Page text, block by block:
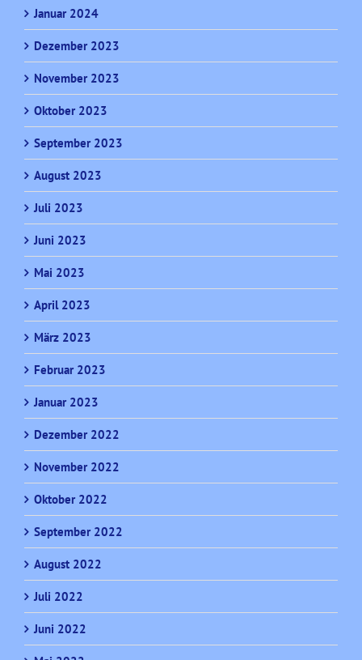
Januar 2024
Dezember 2023
November 2023
Oktober 2023
September 2023
August 2023
Juli 2023
Juni 2023
Mai 2023
April 2023
März 2023
Februar 2023
Januar 2023
Dezember 2022
November 2022
Oktober 2022
September 2022
August 2022
Juli 2022
Juni 2022